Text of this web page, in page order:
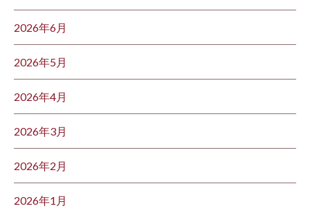
2026年6月
2026年5月
2026年4月
2026年3月
2026年2月
2026年1月